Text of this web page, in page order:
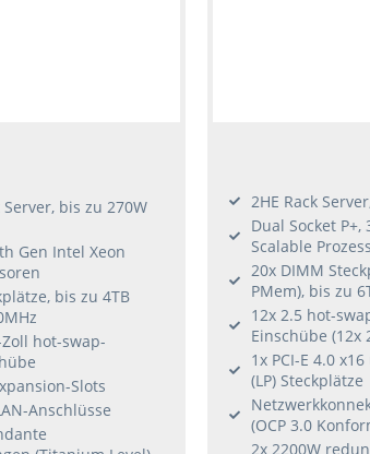
bis zu 270W
Gen Intel Xeon
bis zu 4TB
hot-swap-
Slots
Anschlüsse
2HE Rack
Dual Socket
Scalable
20x DIMM
PMem), bis zu
12x 2.5 hot-
Einschübe (12x
1x PCI-E 4.0
(LP) Steckplätze
(OCP 3.0
2x 2200W